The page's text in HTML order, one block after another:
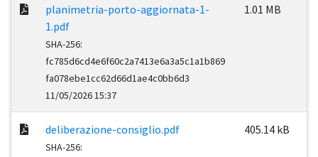
planimetria-porto-aggiornata-1-
1.pdf
SHA-256:
fc785d6cd4e6f60c2a7413e6a3a5c1a1b869
fa078ebe1cc62d66d1ae4c0bb6d3
11/05/2026 15:37
1.01 MB
deliberazione-consiglio.pdf
SHA-256:
405.14 kB